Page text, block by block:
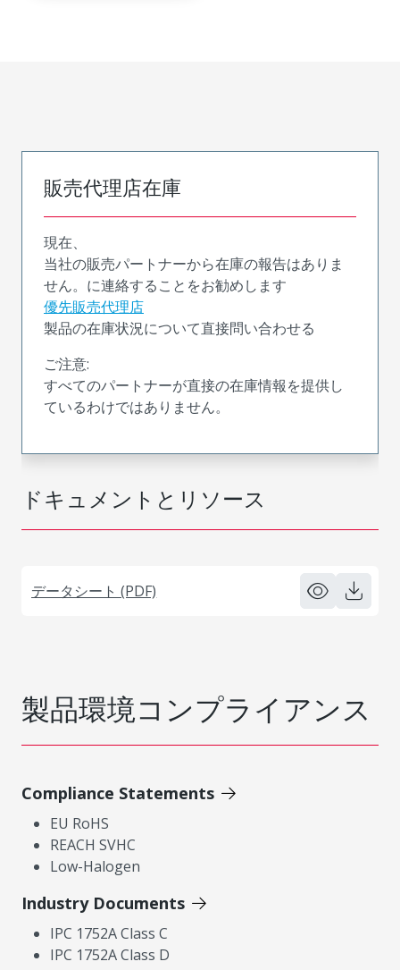
ドキュメントとリソース
データシート (PDF)
販売代理店在庫
現在、
当社の販売パートナーから在庫の報告はありま
せん。に連絡することをお勧めします
優先販売代理店
製品の在庫状況について直接問い合わせる
ご注意:
すべてのパートナーが直接の在庫情報を提供し
ているわけではありません。
製品環境コンプライアンス
Compliance Statements
EU RoHS
REACH SVHC
Low-Halogen
Industry Documents
IPC 1752A Class C
IPC 1752A Class D